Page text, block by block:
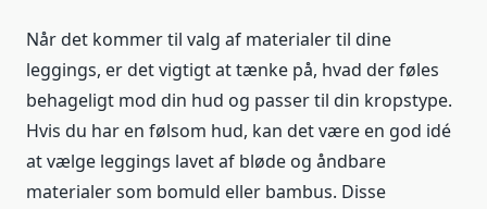
Når det kommer til valg af materialer til dine
leggings, er det vigtigt at tænke på, hvad der føles
behageligt mod din hud og passer til din kropstype.
Hvis du har en følsom hud, kan det være en god idé
at vælge leggings lavet af bløde og åndbare
materialer som bomuld eller bambus. Disse